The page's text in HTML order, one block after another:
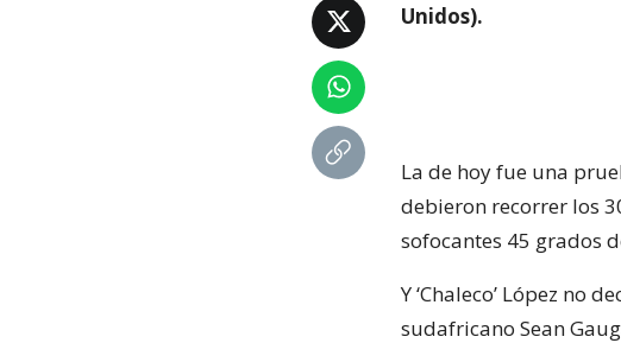
Unidos).
La de hoy fue una
debieron recorrer los
sofocantes 45 grados
Y ‘Chaleco’ López no
sudafricano Sean